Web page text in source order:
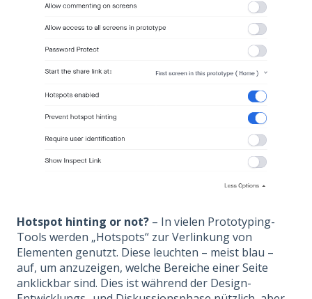
Hotspot hinting or not? – In vielen Prototyping-
Tools werden „Hotspots“ zur Verlinkung von
Elementen genutzt. Diese leuchten – meist blau –
auf, um anzuzeigen, welche Bereiche einer Seite
anklickbar sind. Dies ist während der Design-